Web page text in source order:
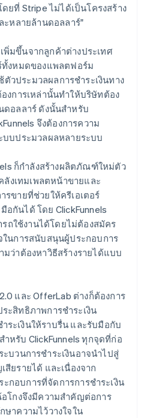
ยที่ Stripe ไม่ได้เป็นโครงสร้าง
ะหลายล้านดอลลาร์"
มขึ้นจากลูกค้าต่างประเทศ
ทั้งหมดของแพลตฟอร์ม
ตัวประมวลผลการชำระเงินทาง
งการเหล่านั้นทำให้บริษัทต้อง
ดอลลาร์ ดังนั้นสำหรับ
จึงต้องการความ
บบประมวลผลหลายระบบ
ก็กำลังสร้างผลิตภัณฑ์ใหม่ตัว
งเทมเพลตหน้าขายและ
ขายที่ช่วยให้ครีเอเตอร์
กันได้ โดย ClickFunnels
ถใช้งานได้โดยไม่ต้องสมัคร
นการสนับสนุนผู้ประกอบการ
ว่าต้องหาวิธีสร้างรายได้แบบ
และ OfferLab ต่างก็ต้องการ
ะสิทธิภาพการชำระเงิน
ระเงินให้ราบรื่น และรับมือกับ
หรับ ClickFunnels ทุกจุดที่ก่อ
บวนการชำระเงินอาจนำไปสู่
ยรายได้ และเนื่องจาก
ะกอบการที่จัดการการชำระเงิน
โกงจึงมีความสำคัญต่อการ
าความไว้วางใจใน